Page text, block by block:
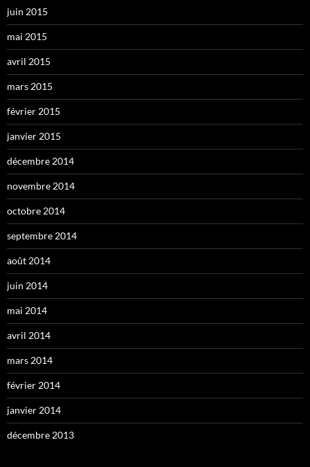
juin 2015
mai 2015
avril 2015
mars 2015
février 2015
janvier 2015
décembre 2014
novembre 2014
octobre 2014
septembre 2014
août 2014
juin 2014
mai 2014
avril 2014
mars 2014
février 2014
janvier 2014
décembre 2013